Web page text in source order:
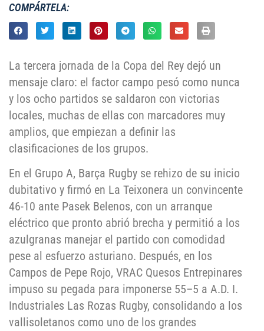
COMPÁRTELA:
La tercera jornada de la Copa del Rey dejó un
mensaje claro: el factor campo pesó como nunca
y los ocho partidos se saldaron con victorias
locales, muchas de ellas con marcadores muy
amplios, que empiezan a definir las
clasificaciones de los grupos.
En el Grupo A, Barça Rugby se rehizo de su inicio
dubitativo y firmó en La Teixonera un convincente
46-10 ante Pasek Belenos, con un arranque
eléctrico que pronto abrió brecha y permitió a los
azulgranas manejar el partido con comodidad
pese al esfuerzo asturiano. Después, en los
Campos de Pepe Rojo, VRAC Quesos Entrepinares
impuso su pegada para imponerse 55–5 a A.D. I.
Industriales Las Rozas Rugby, consolidando a los
vallisoletanos como uno de los grandes